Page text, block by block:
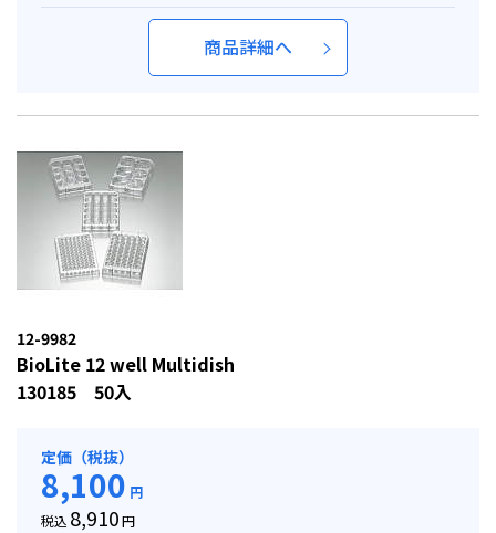
商品詳細へ
12-9982
BioLite 12 well Multidish
130185 50入
定価（税抜）
8,100 円
税込 8,910円